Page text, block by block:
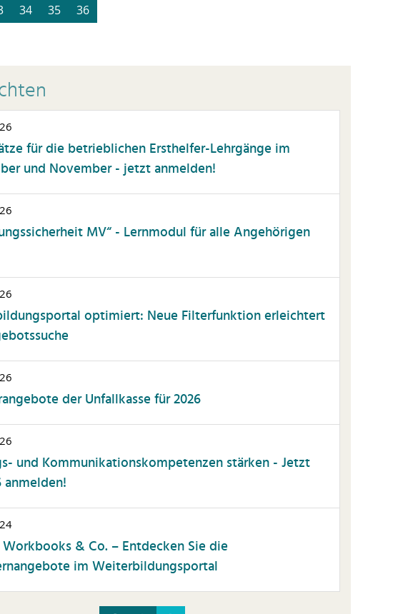
34 35 36
für die betrieblichen Ersthelfer-Lehrgänge im
und November - jetzt anmelden!
MV“ - Lernmodul für alle Angehörigen
optimiert: Neue Filterfunktion erleichtert
der Unfallkasse für 2026
und Kommunikationskompetenzen stärken - Jetzt
anmelden!
& Co. – Entdecken Sie die
im Weiterbildungsportal